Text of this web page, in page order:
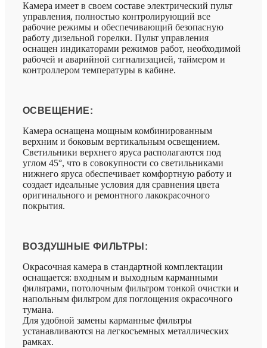
Камера имеет в своем составе электрический пульт
управления, полностью контролирующий все
рабочие режимы и обеспечивающий безопасную
работу дизельной горелки. Пульт управления
оснащен индикаторами режимов работ, необходимой
рабочей и аварийной сигнализацией, таймером и
контроллером температуры в кабине.
ОСВЕЩЕНИЕ:
Камера оснащена мощным комбинированным
верхним и боковым вертикальным освещением.
Светильники верхнего яруса располагаются под
углом 45°, что в совокупности со светильниками
нижнего яруса обеспечивает комфортную работу и
создает идеальные условия для сравнения цвета
оригинального и ремонтного лакокрасочного
покрытия.
ВОЗДУШНЫЕ ФИЛЬТРЫ:
Окрасочная камера в стандартной комплектации
оснащается: входным и выходным карманными
фильтрами, потолочным фильтром тонкой очистки и
напольным фильтром для поглощения окрасочного
тумана.
Для удобной замены карманные фильтры
устанавливаются на легкосъемных металлических
рамках.